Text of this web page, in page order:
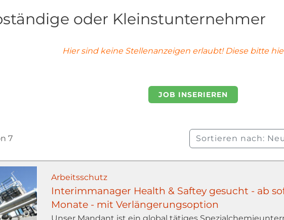
oder Kleinstunternehmer
Hier sind keine Stellenanzeigen erlaubt! Diese bitte
JOB INSERIEREN
7 Sortieren nach:
Arbeitsschutz
Interimmanager Health & Saftey gesucht - ab
Monate - mit Verlängerungsoption